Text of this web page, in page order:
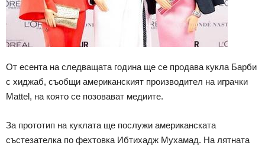
От есента на следващата година ще се продава кукла Барби
с хиджаб, съобщи американският производител на играчки
Mattеl, на която се позовават медиите.
За прототип на куклата ще послужи американската
състезателка по фехтовка Ибтихадж Мухамад. На лятната